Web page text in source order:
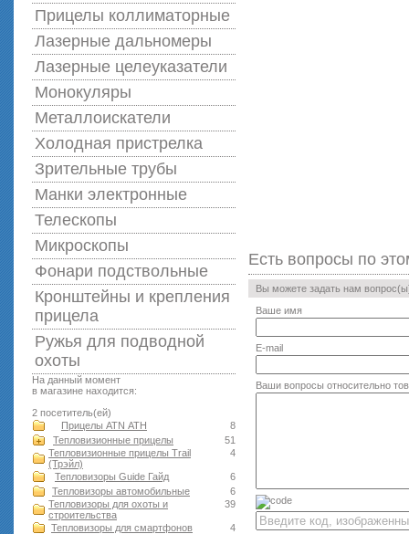
Прицелы коллиматорные
Лазерные дальномеры
Лазерные целеуказатели
Монокуляры
Металлоискатели
Холодная пристрелка
Зрительные трубы
Манки электронные
Телескопы
Микроскопы
Фонари подствольные
Кронштейны и крепления
прицела
Ружья для подводной
оxоты
На данный момент
в магазине находится:
2 посетитель(ей)
8
Прицелы ATN АТН
51
Тепловизионные прицелы
4
Тепловизионные прицелы Trail
(Трэйл)
6
Тепловизоры Guide Гайд
6
Тепловизоры автомобильные
39
Тепловизоры для охоты и
строительства
4
Тепловизоры для смартфонов
Есть вопросы по
Вы можете задать нам
Ваше имя
E-mail
Ваши вопросы относительно